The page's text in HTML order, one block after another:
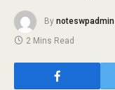
By noteswpadmin
2 Mins Read